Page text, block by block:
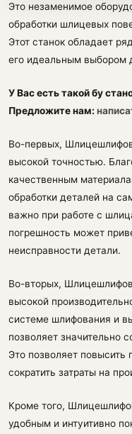
Это незаменимое
обработки шлицевых
Этот станок обладает
его идеальным выбором
У Вас есть такой бу
Предложите нам:
Во-первых,
высокой точностью.
качественным
обработки деталей на
важно при работе с
погрешность может
неисправности детали.
Во-вторых,
высокой
системе шлифования и
позволяет значительно
Это позволяет повысить
сократить затраты на
Кроме того,
удобным и интуитивно